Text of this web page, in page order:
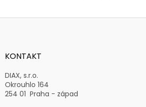
Z
aKONTAKT
DIAX, s.r.o.
Okrouhlo 164
254 01 Praha - západ